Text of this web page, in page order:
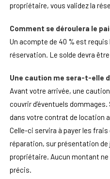
propriétaire, vous validez la
Comment se déroulera le
Un acompte de 40 % est
réservation. Le solde devra
Une caution me sera-t-elle
Avant votre arrivée, une
couvrir d’éventuels
dans votre contrat de location
Celle-ci servira à payer les
réparation, sur présentation
propriétaire. Aucun montant
précis.